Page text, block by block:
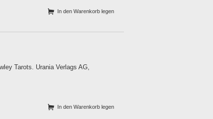
In den Warenkorb legen
Tarots. Urania Verlags AG,
In den Warenkorb legen